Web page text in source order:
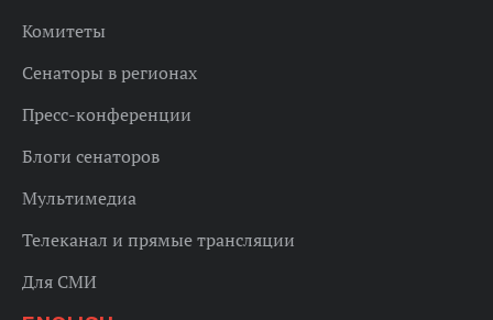
Комитеты
Сенаторы в регионах
Пресс-конференции
Блоги сенаторов
Мультимедиа
Телеканал и прямые трансляции
Для СМИ